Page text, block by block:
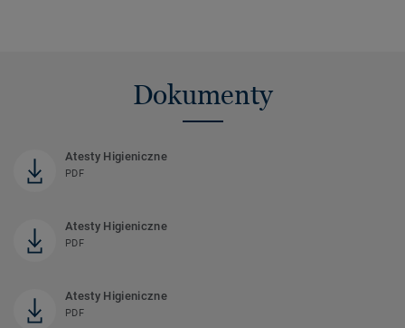
Dokumenty
Atesty Higieniczne
PDF
Atesty Higieniczne
PDF
Atesty Higieniczne
PDF